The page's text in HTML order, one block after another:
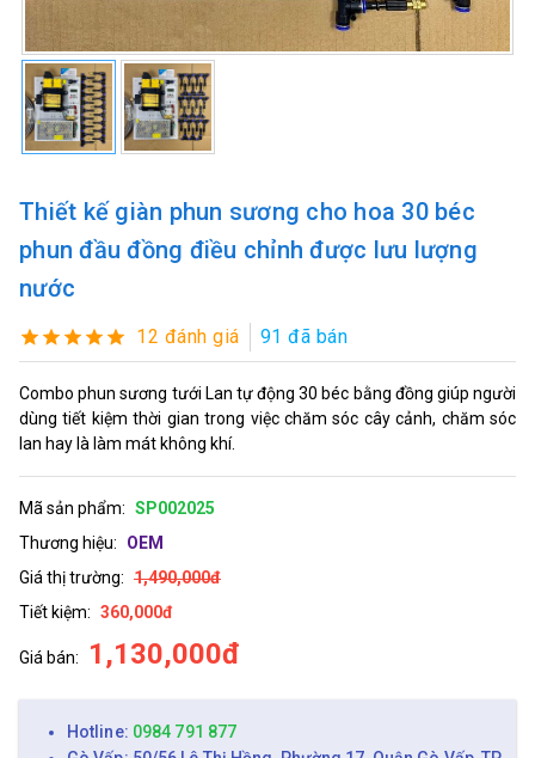
Thiết kế giàn phun sương cho hoa 30 béc
phun đầu đồng điều chỉnh được lưu lượng
nước
12 đánh giá 91 đã bán
Combo phun sương tưới Lan tự động 30 béc bằng đồng giúp người
dùng tiết kiệm thời gian trong việc chăm sóc cây cảnh, chăm sóc
lan hay là làm mát không khí.
Mã sản phẩm: SP002025
Thương hiệu:
OEM
Giá thị trường: 1,490,000đ
Tiết kiệm: 360,000đ
Giá bán: 1,130,000đ
Hotline: 0984 791 877